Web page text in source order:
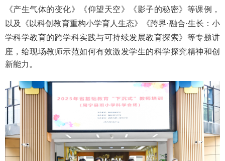
《产生气体的变化》《仰望天空》《影子的秘密》等课例，
以及《以科创教育重构小学育人生态》《跨界·融合·生长：小
学科学教育的跨学科实践与可持续发展教育探索》等专题讲
座， 给现场教师示范如何有效激发学生的科学探究精神和创
新能力。